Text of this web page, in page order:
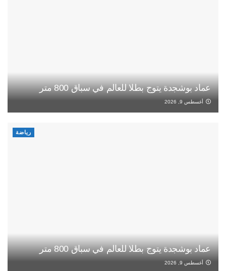
عماد بوشجدة يتوج بطلا للعالم في سباق 800 متر
أغسطس 9, 2026
رياضة
عماد بوشجدة يتوج بطلا للعالم في سباق 800 متر
أغسطس 9, 2026